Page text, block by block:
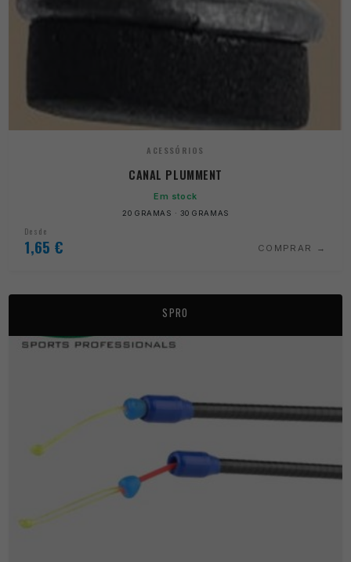
ACESSÓRIOS
CANAL PLUMMENT
Em stock
20 GRAMAS · 30 GRAMAS
Desde
1,65 € COMPRAR
SPRO